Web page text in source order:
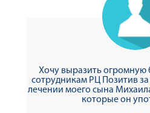
Хочу выразить огромную
сотрудникам РЦ Позитив
лечении моего сына
которые он